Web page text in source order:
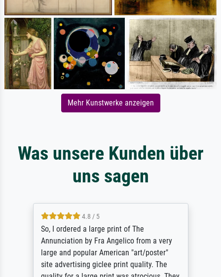
Mehr Kunstwerke anzeigen
Was unsere Kunden über
uns sagen
4.8 / 5
So, I ordered a large print of The
Annunciation by Fra Angelico from a very
large and popular American "art/poster"
site advertising giclee print quality. The